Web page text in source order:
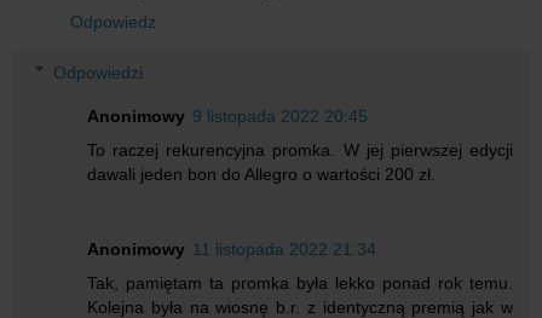
Odpowiedz
Odpowiedzi
Anonimowy 9 listopada 2022 20:45
To raczej rekurencyjna promka. W jej pierwszej edycji
dawali jeden bon do Allegro o wartości 200 zł.
Anonimowy 11 listopada 2022 21:34
Tak, pamiętam ta promka była lekko ponad rok temu.
Kolejna była na wiosnę b.r. z identyczną premią jak w